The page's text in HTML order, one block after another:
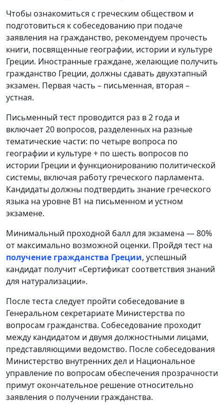
Чтобы ознакомиться с греческим обществом и
подготовиться к собеседованию при подаче
заявления на гражданство, рекомендуем прочесть
книги, посвященные географии, истории и культуре
Греции. Иностранные граждане, желающие получить
гражданство Греции, должны сдавать двухэтапный
экзамен. Первая часть – письменная, вторая –
устная.
Письменный тест проводится раз в 2 года и
включает 20 вопросов, разделенных на разные
тематические части: по четыре вопроса по
географии и культуре + по шесть вопросов по
истории Греции и функционированию политической
системы, включая работу греческого парламента.
Кандидаты должны подтвердить знание греческого
языка на уровне B1 на письменном и устном
экзамене.
Минимальный проходной балл для экзамена — 80%
от максимально возможной оценки. Пройдя тест на
получение гражданства Греции, успешный
кандидат получит «Сертификат соответствия знаний
для натурализации».
После теста следует пройти собеседование в
Генеральном секретариате Министерства по
вопросам гражданства. Собеседование проходит
между кандидатом и двумя должностными лицами,
представляющими ведомство. После собеседования
Министерство внутренних дел и Национальное
управление по вопросам обеспечения прозрачности
примут окончательное решение относительно
заявления о получении гражданства.